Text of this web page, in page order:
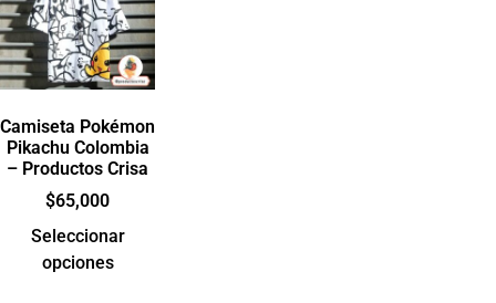
Camiseta Pokémon
Pikachu Colombia
– Productos Crisa
$65,000
Seleccionar
opciones